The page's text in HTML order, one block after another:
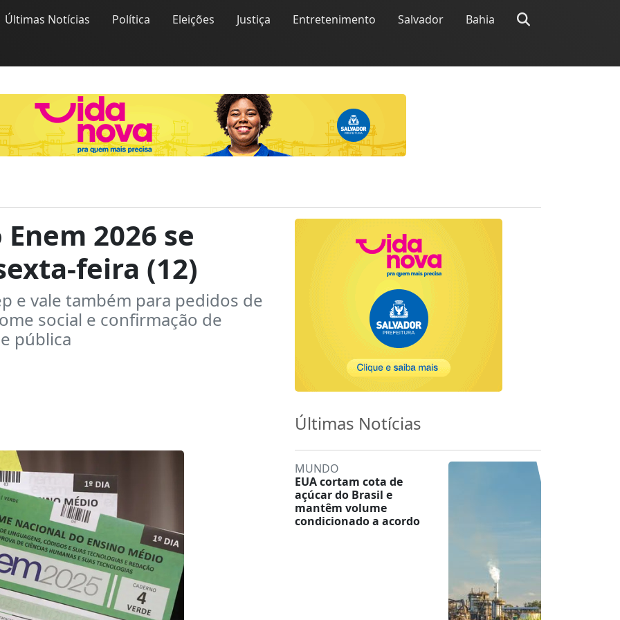
Últimas Notícias Política Eleições Justiça Entretenimento Salvador Bahia
2026 se
feira (12)
e vale também para pedidos de
social e confirmação de
pública
Últimas Notícias
MUNDO
EUA cortam cota de
açúcar do Brasil e
mantêm volume
condicionado a acordo